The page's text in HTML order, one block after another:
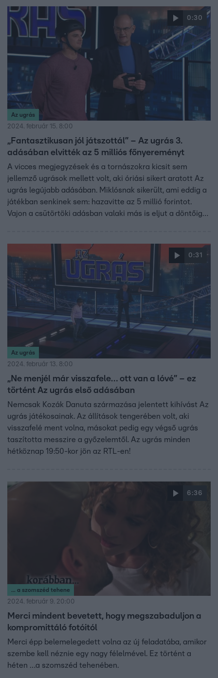
0:30
Az ugrás
2024. február 15. 8:00
„Fantasztikusan jól játszottál” – Az ugrás 3.
adásában elvitték az 5 milliós főnyereményt
A vicces megjegyzések és a tornászokra kicsit sem
jellemző ugrások mellett volt, aki óriási sikert aratott Az
ugrás legújabb adásában. Miklósnak sikerült, ami eddig a
játékban senkinek sem: hazavitte az 5 millió forintot.
Vajon a csütörtöki adásban valaki más is eljut a döntőig?
0:31
Az ugrás
2024. február 13. 8:00
„Ne menjél már visszafele… ott van a lóvé” – ez
történt Az ugrás első adásában
Nemcsak Kozák Danuta származása jelentett kihívást Az
ugrás játékosainak. Az állítások tengerében volt, aki
visszafelé ment volna, másokat pedig egy végső ugrás
taszította messzire a győzelemtől. Az ugrás minden
hétköznap 19:50-kor jön az RTL-en!
6:36
... a szomszéd tehene
2024. február 9. 20:00
Merci mindent bevetett, hogy megszabaduljon a
kompromittáló fotóitól
Merci épp belemelegedett volna az új feladatába, amikor
szembe kell néznie egy nagy félelmével. Ez történt a
héten …a szomszéd tehenében.